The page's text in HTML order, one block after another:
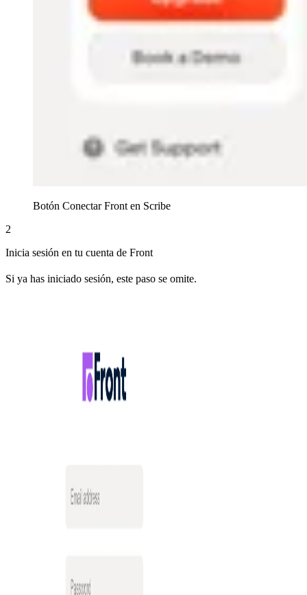
Botón Conectar Front en Scribe
2
Inicia sesión en tu cuenta de Front
Si ya has iniciado sesión, este paso se omite.